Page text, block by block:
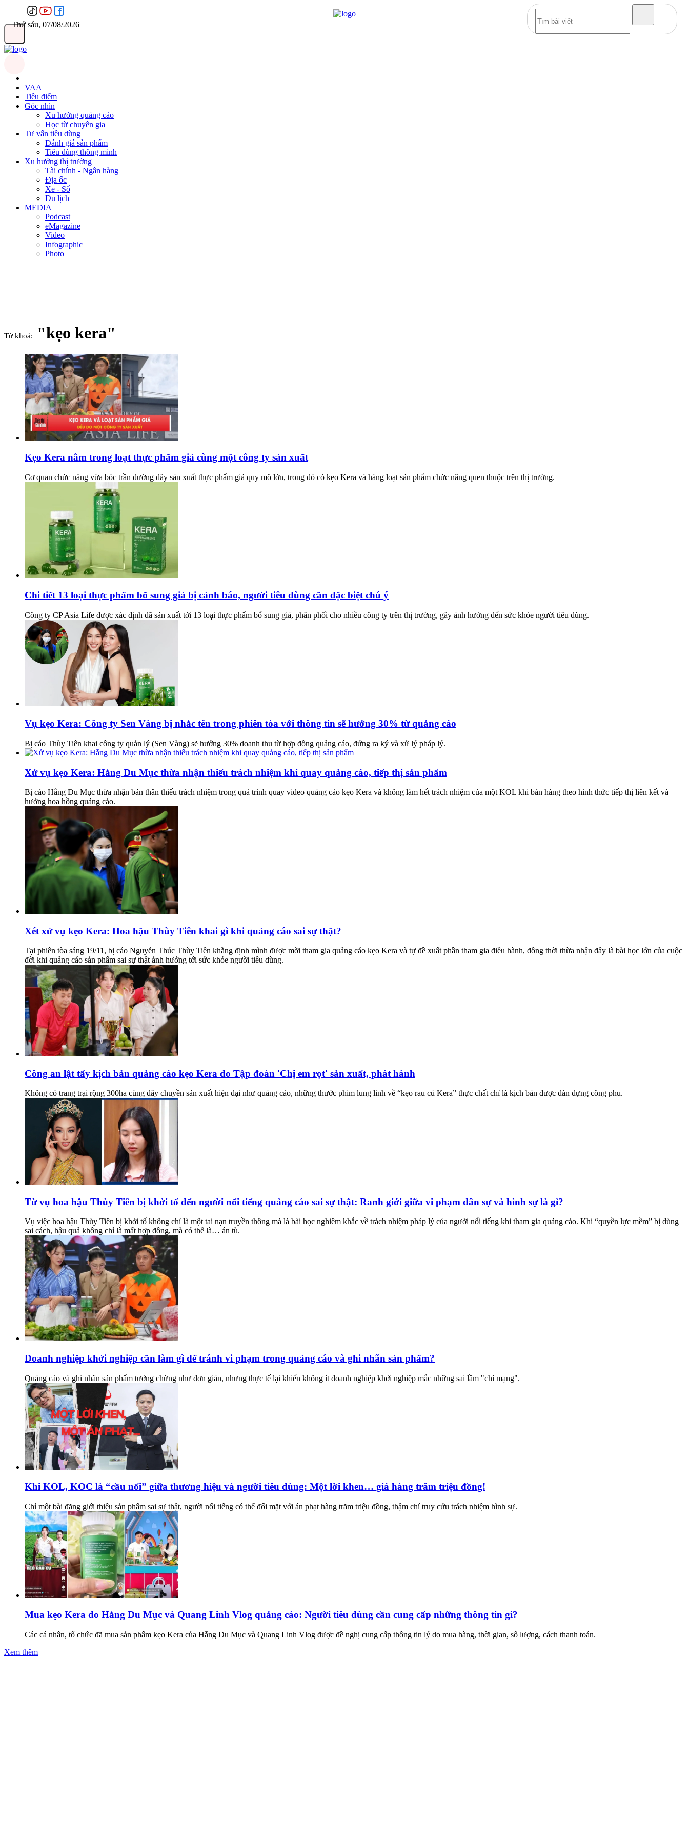
Thứ sáu, 07/08/2026
VAA
Tiêu điểm
Góc nhìn
Xu hướng quảng cáo
Học từ chuyên gia
Tư vấn tiêu dùng
Đánh giá sản phẩm
Tiêu dùng thông minh
Xu hướng thị trường
Tài chính - Ngân hàng
Địa ốc
Xe - Số
Du lịch
MEDIA
Podcast
eMagazine
Video
Infographic
Photo
Từ khoá: "kẹo kera"
Kẹo Kera nằm trong loạt thực phẩm giả cùng một công ty sản xuất
Cơ quan chức năng vừa bóc trần đường dây sản xuất thực phẩm giả quy mô lớn, trong đó có kẹo Kera và hàng loạt sản phẩm chức năng quen thuộc trên thị trường.
Chi tiết 13 loại thực phẩm bổ sung giả bị cảnh báo, người tiêu dùng cần đặc biệt chú ý
Công ty CP Asia Life được xác định đã sản xuất tới 13 loại thực phẩm bổ sung giả, phân phối cho nhiều công ty trên thị trường, gây ảnh hưởng đến sức khỏe người tiêu dùng.
Vụ kẹo Kera: Công ty Sen Vàng bị nhắc tên trong phiên tòa với thông tin sẽ hưởng 30% từ quảng cáo
Bị cáo Thùy Tiên khai công ty quản lý (Sen Vàng) sẽ hưởng 30% doanh thu từ hợp đồng quảng cáo, đứng ra ký và xử lý pháp lý.
Xử vụ kẹo Kera: Hằng Du Mục thừa nhận thiếu trách nhiệm khi quay quảng cáo, tiếp thị sản phẩm
Bị cáo Hằng Du Mục thừa nhận bản thân thiếu trách nhiệm trong quá trình quay video quảng cáo kẹo Kera và không làm hết trách nhiệm của một KOL khi bán hàng theo hình thức tiếp thị liên kết và
hưởng hoa hồng quảng cáo.
Xét xử vụ kẹo Kera: Hoa hậu Thùy Tiên khai gì khi quảng cáo sai sự thật?
Tại phiên tòa sáng 19/11, bị cáo Nguyễn Thúc Thùy Tiên khẳng định mình được mời tham gia quảng cáo kẹo Kera và tự đề xuất phần tham gia điều hành, đồng thời thừa nhận đây là bài học lớn của cuộc
đời khi quảng cáo sản phẩm sai sự thật ảnh hưởng tới sức khỏe người tiêu dùng.
Công an lật tẩy kịch bản quảng cáo kẹo Kera do Tập đoàn 'Chị em rọt' sản xuất, phát hành
Không có trang trại rộng 300ha cùng dây chuyền sản xuất hiện đại như quảng cáo, những thước phim lung linh về “kẹo rau củ Kera” thực chất chỉ là kịch bản được dàn dựng công phu.
Từ vụ hoa hậu Thùy Tiên bị khởi tố đến người nổi tiếng quảng cáo sai sự thật: Ranh giới giữa vi phạm dân sự và hình sự là gì?
Vụ việc hoa hậu Thùy Tiên bị khởi tố không chỉ là một tai nạn truyền thông mà là bài học nghiêm khắc về trách nhiệm pháp lý của người nổi tiếng khi tham gia quảng cáo. Khi “quyền lực mềm” bị dùng
sai cách, hậu quả không chỉ là mất hợp đồng, mà có thể là… án tù.
Doanh nghiệp khởi nghiệp cần làm gì để tránh vi phạm trong quảng cáo và ghi nhãn sản phẩm?
Quảng cáo và ghi nhãn sản phẩm tưởng chừng như đơn giản, nhưng thực tế lại khiến không ít doanh nghiệp khởi nghiệp mắc những sai lầm "chí mạng".
Khi KOL, KOC là “cầu nối” giữa thương hiệu và người tiêu dùng: Một lời khen… giá hàng trăm triệu đồng!
Chỉ một bài đăng giới thiệu sản phẩm sai sự thật, người nổi tiếng có thể đối mặt với án phạt hàng trăm triệu đồng, thậm chí truy cứu trách nhiệm hình sự.
Mua kẹo Kera do Hằng Du Mục và Quang Linh Vlog quảng cáo: Người tiêu dùng cần cung cấp những thông tin gì?
Các cá nhân, tổ chức đã mua sản phẩm kẹo Kera của Hằng Du Mục và Quang Linh Vlog được đề nghị cung cấp thông tin lý do mua hàng, thời gian, số lượng, cách thanh toán.
Xem thêm